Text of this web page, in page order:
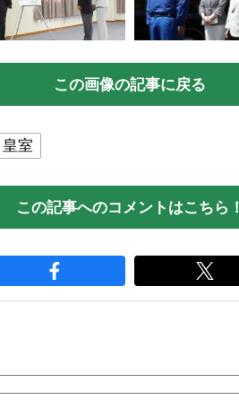
この画像の記事に戻る
皇室
この記事へのコメントはこちら！